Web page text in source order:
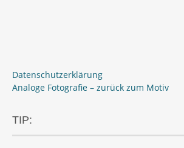
Datenschutzerklärung
Analoge Fotografie – zurück zum Motiv
TIP: